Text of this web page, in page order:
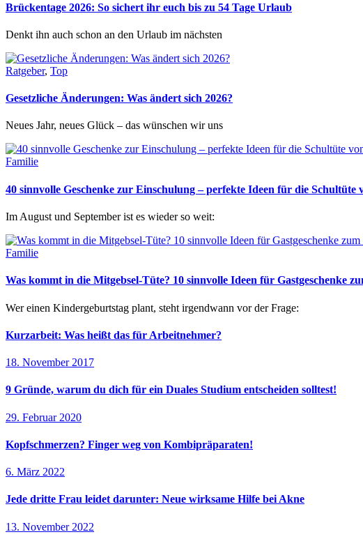
Brückentage 2026: So sichert ihr euch bis zu 54 Tage Urlaub
Denkt ihn auch schon an den Urlaub im nächsten
Ratgeber, Top
Gesetzliche Änderungen: Was ändert sich 2026?
Neues Jahr, neues Glück – das wünschen wir uns
Familie
40 sinnvolle Geschenke zur Einschulung – perfekte Ideen für die
Im August und September ist es wieder so weit:
Familie
Was kommt in die Mitgebsel-Tüte? 10 sinnvolle Ideen für Gastgeschenke
Wer einen Kindergeburtstag plant, steht irgendwann vor der Frage:
Kurzarbeit: Was heißt das für Arbeitnehmer?
18. November 2017
9 Gründe, warum du dich für ein Duales Studium entscheiden solltest!
29. Februar 2020
Kopfschmerzen? Finger weg von Kombipräparaten!
6. März 2022
Jede dritte Frau leidet darunter: Neue wirksame Hilfe bei Akne
13. November 2022